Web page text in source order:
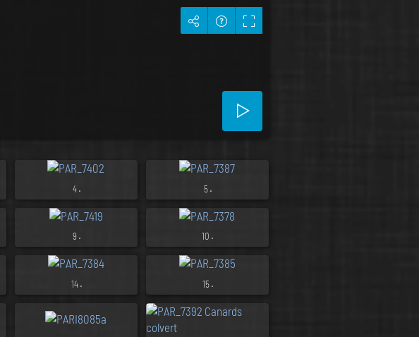
4 . 5.
9 . 10 .
14 . 15.